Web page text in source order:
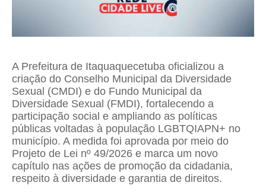
A Prefeitura de Itaquaquecetuba oficializou a
criação do Conselho Municipal da Diversidade
Sexual (CMDI) e do Fundo Municipal da
Diversidade Sexual (FMDI), fortalecendo a
participação social e ampliando as políticas
públicas voltadas à população LGBTQIAPN+ no
município. A medida foi aprovada por meio do
Projeto de Lei nº 49/2026 e marca um novo
capítulo nas ações de promoção da cidadania,
respeito à diversidade e garantia de direitos.